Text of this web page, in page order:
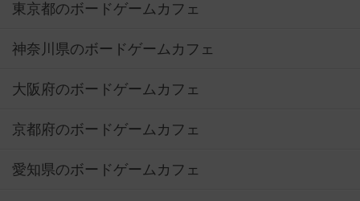
東京都のボードゲームカフェ
神奈川県のボードゲームカフェ
大阪府のボードゲームカフェ
京都府のボードゲームカフェ
愛知県のボードゲームカフェ